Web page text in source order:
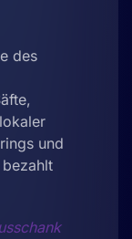
des
und